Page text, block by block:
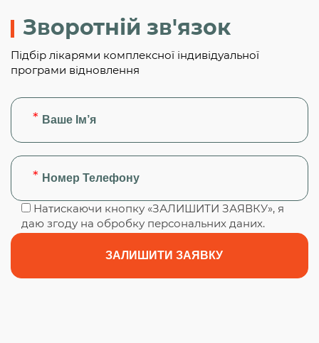
Зворотній зв'язок
Підбір лікарями комплексної індивідуальної
програми відновлення
Натискаючи кнопку «ЗАЛИШИТИ ЗАЯВКУ», я
даю згоду на обробку персональних даних.